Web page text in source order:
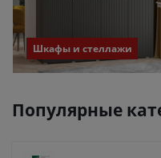
Шкафы и стеллажи
Популярные